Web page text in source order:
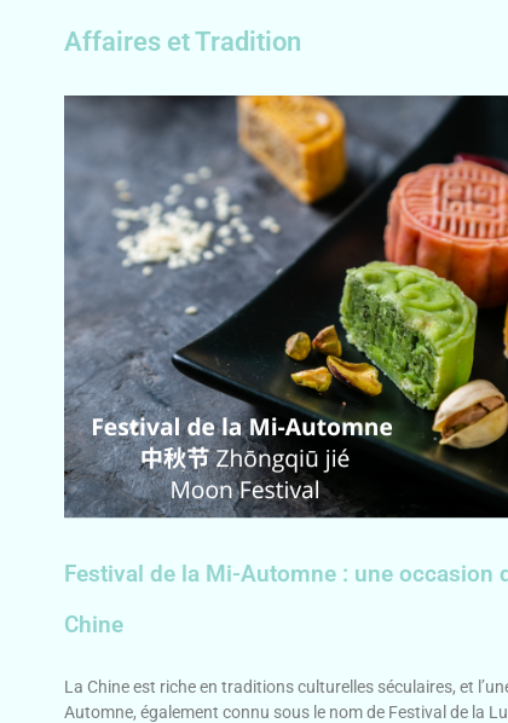
Affaires et Tradition
Festival de la Mi-Automne : une
Chine
La Chine est riche en traditions culturelles séculaires, et
Automne, également connu sous le nom de Festival de la